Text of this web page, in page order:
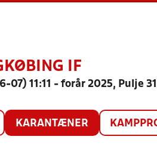
IF
07) 11:11 - forår 2025, Pulje
KARANTÆNER